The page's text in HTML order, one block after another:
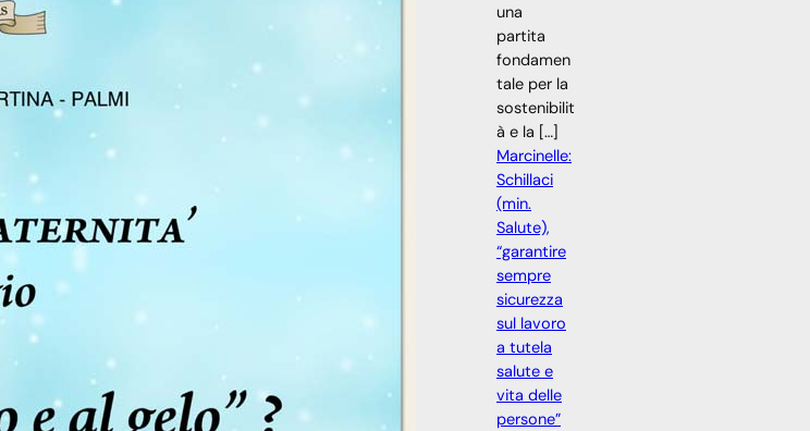
una
partita
fondamen
tale per la
sostenibilit
à e la […]
Marcinelle:
Schillaci
(min.
Salute),
“garantire
sempre
sicurezza
sul lavoro
a tutela
salute e
vita delle
persone”